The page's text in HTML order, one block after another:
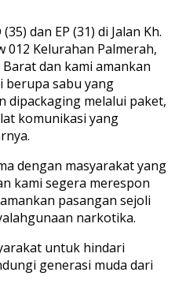
dan EP (31) di Jalan Kh.
012 Kelurahan Palmerah,
dan kami amankan
sabu yang
dipackaging melalui paket,
komunikasi yang
dengan masyarakat yang
kami segera merespon
pasangan sejoli
narkotika.
untuk hindari
generasi muda dari